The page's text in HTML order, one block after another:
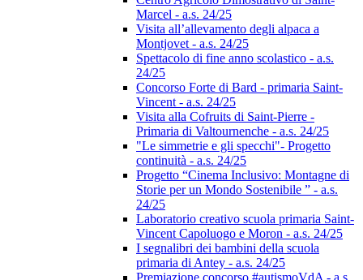
Marcel - a.s. 24/25
Visita all’allevamento degli alpaca a
Montjovet - a.s. 24/25
Spettacolo di fine anno scolastico - a.s.
24/25
Concorso Forte di Bard - primaria Saint-
Vincent - a.s. 24/25
Visita alla Cofruits di Saint-Pierre -
Primaria di Valtournenche - a.s. 24/25
"Le simmetrie e gli specchi"- Progetto
continuità - a.s. 24/25
Progetto “Cinema Inclusivo: Montagne di
Storie per un Mondo Sostenibile ” - a.s.
24/25
Laboratorio creativo scuola primaria Saint-
Vincent Capoluogo e Moron - a.s. 24/25
I segnalibri dei bambini della scuola
primaria di Antey - a.s. 24/25